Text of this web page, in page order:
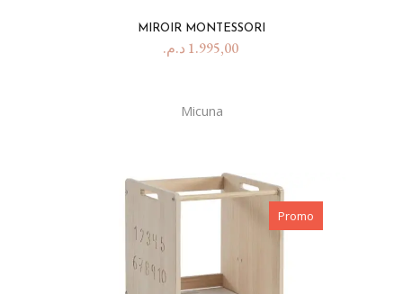
MIROIR MONTESSORI
1.995,00 د.م.
Micuna
Promo